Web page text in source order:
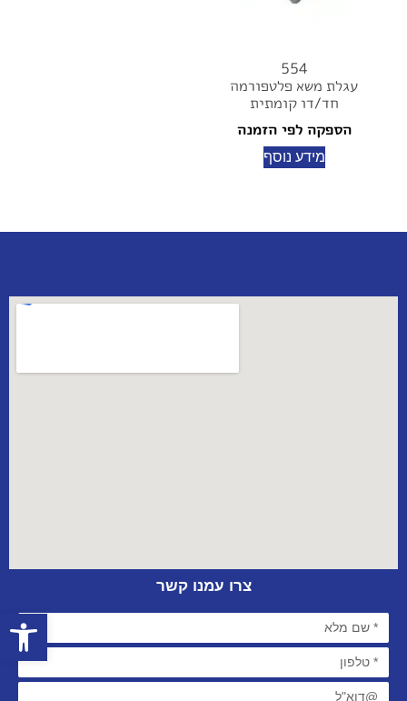
554
עגלת משא פלטפורמה
חד/דו קומתית
הספקה לפי הזמנה
מידע נוסף
צרו עמנו קשר
פתח